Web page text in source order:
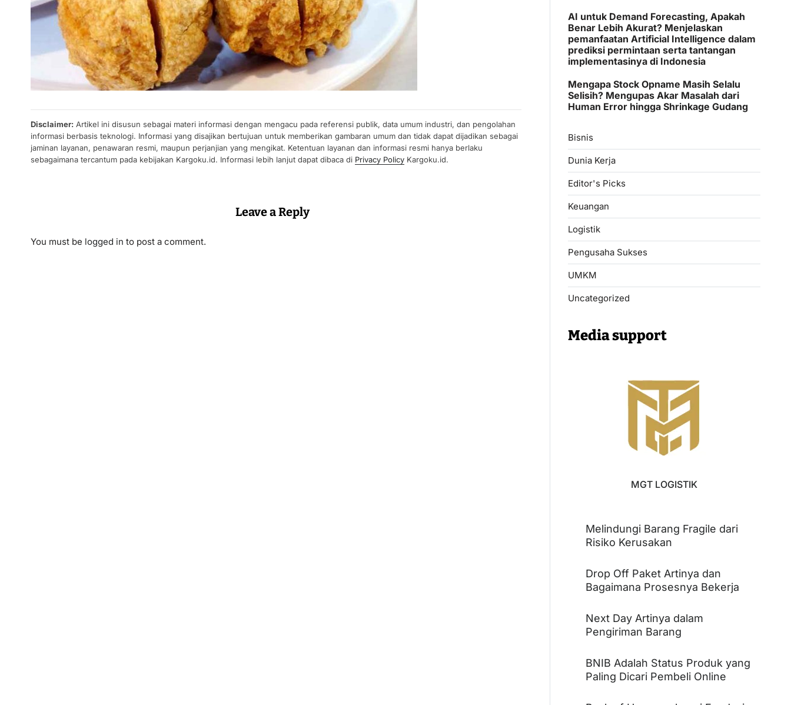
Disclaimer: Artikel ini disusun sebagai materi informasi dengan mengacu pada referensi publik, data umum industri, dan pengolahan
informasi berbasis teknologi. Informasi yang disajikan bertujuan untuk memberikan gambaran umum dan tidak dapat dijadikan sebagai
jaminan layanan, penawaran resmi, maupun perjanjian yang mengikat. Ketentuan layanan dan informasi resmi hanya berlaku
sebagaimana tercantum pada kebijakan Kargoku.id. Informasi lebih lanjut dapat dibaca di Privacy Policy Kargoku.id.
Leave a Reply
You must be logged in to post a comment.
AI untuk Demand Forecasting, Apakah
Benar Lebih Akurat? Menjelaskan
pemanfaatan Artificial Intelligence dalam
prediksi permintaan serta tantangan
implementasinya di Indonesia
Mengapa Stock Opname Masih Selalu
Selisih? Mengupas Akar Masalah dari
Human Error hingga Shrinkage Gudang
Bisnis
Dunia Kerja
Editor's Picks
Keuangan
Logistik
Pengusaha Sukses
UMKM
Uncategorized
Media support
MGT LOGISTIK
Melindungi Barang Fragile dari
Risiko Kerusakan
Drop Off Paket Artinya dan
Bagaimana Prosesnya Bekerja
Next Day Artinya dalam
Pengiriman Barang
BNIB Adalah Status Produk yang
Paling Dicari Pembeli Online